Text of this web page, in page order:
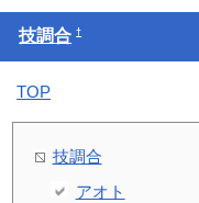
技調合 †
TOP
技調合
アオト